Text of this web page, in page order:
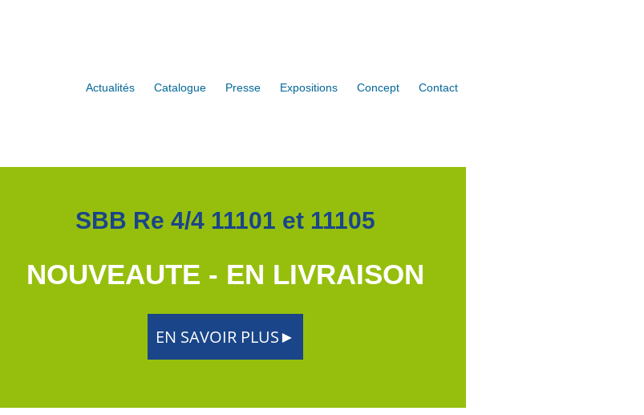
Actualités Catalogue Presse Expositions Concept
Contact
SBB Re 4/4 11101 et 11105
NOUVEAUTE - EN LIVRAISON
EN SAVOIR PLUS►